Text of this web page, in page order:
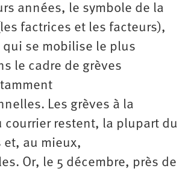
années, le symbole de la
factrices et les facteurs),
se mobilise le plus
le cadre de grèves
Les grèves à la
restent, la plupart du
au mieux,
Or, le 5 décembre, près de